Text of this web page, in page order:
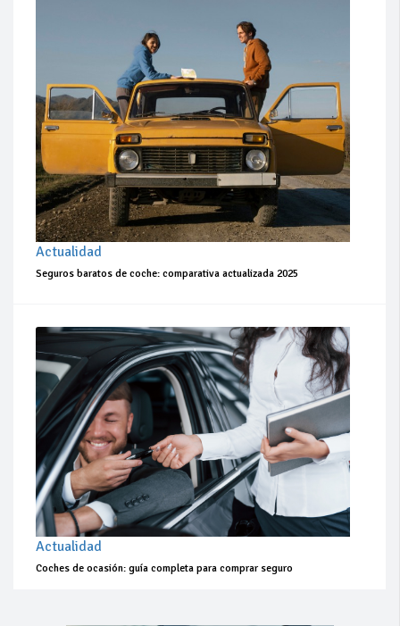
Actualidad
Seguros baratos de coche: comparativa actualizada 2025
Actualidad
Coches de ocasión: guía completa para comprar seguro